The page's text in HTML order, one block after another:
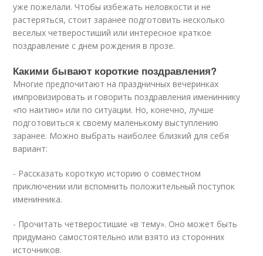
уже пожелали. Чтобы избежать неловкости и не
растеряться, стоит заранее подготовить несколько
веселых четверостиший или интересное краткое
поздравление с днем рождения в прозе.
Какими бывают короткие поздравления?
Многие предпочитают на праздничных вечеринках
импровизировать и говорить поздравления имениннику
«по наитию» или по ситуации. Но, конечно, лучше
подготовиться к своему маленькому выступлению
заранее. Можно выбрать наиболее близкий для себя
вариант:
- Рассказать короткую историю о совместном
приключении или вспомнить положительный поступок
именинника.
- Прочитать четверостишие «в тему». Оно может быть
придумано самостоятельно или взято из сторонних
источников.